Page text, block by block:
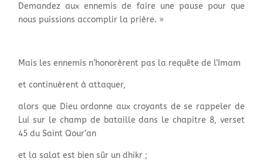
Demandez aux ennemis de faire une pause pour que
nous puissions accomplir la prière. »
Mais les ennemis n’honorèrent pas la requête de l’Imam
et continuèrent à attaquer,
alors que Dieu ordonne aux croyants de se rappeler de
Lui sur le champ de bataille dans le chapitre 8, verset
45 du Saint Qour’an
et la salat est bien sûr un dhikr ;